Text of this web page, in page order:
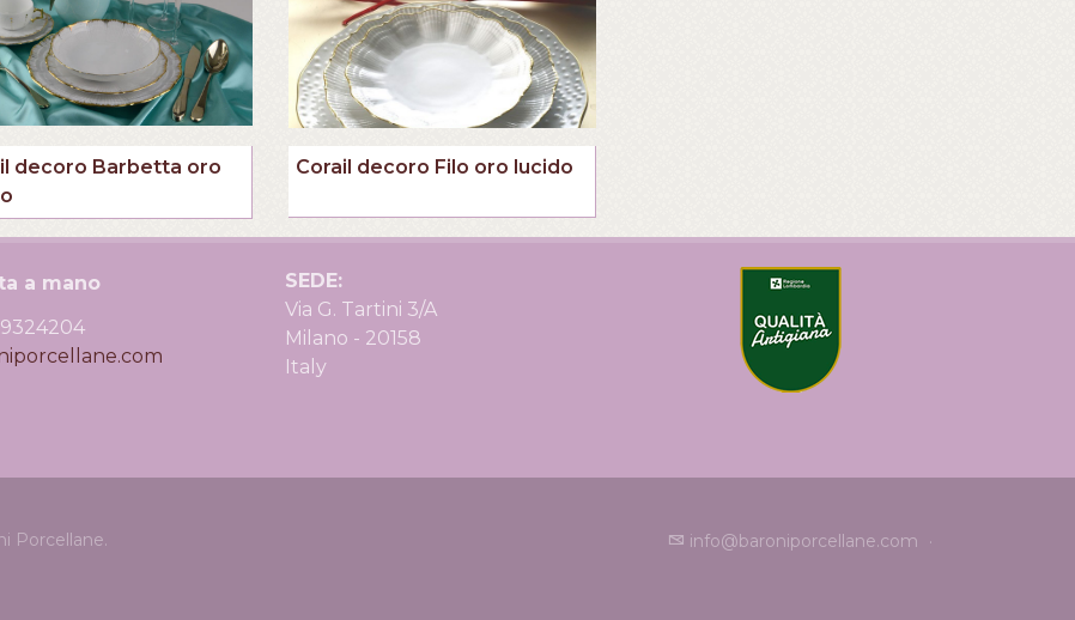
decoro Barbetta oro
Corail decoro Filo oro lucido
a mano
SEDE:
Via G. Tartini 3/A
Milano - 20158
Italy
Porcellane.
info@baroniporcellane.com ·